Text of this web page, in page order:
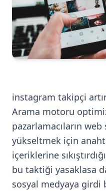
instagram takipçi
Arama motoru
pazarlamacıların web
yükseltmek için
içeriklerine
bu taktiği yasaklasa
sosyal medyaya girdi